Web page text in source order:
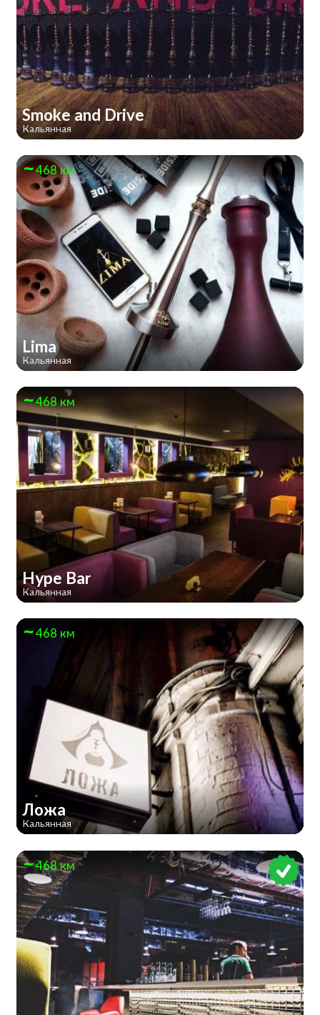
Smoke and Drive
Кальянная
468 км
Lima
Кальянная
468 км
Hype Bar
Кальянная
468 км
Ложа
Кальянная
468 км